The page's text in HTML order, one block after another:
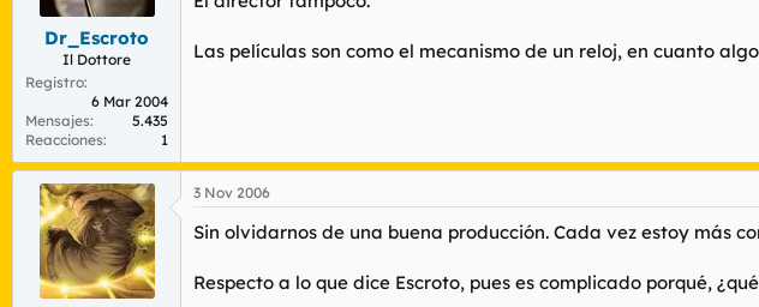
Dr_Escroto
Il Dottore
Registro
6 Mar 2004
Mensajes
5.435
Reacciones
1
Las películas son como el mecanismo de un reloj, en cuanto
3 Nov 2006
Sin olvidarnos de una buena producción. Cada vez estoy más
Respecto a lo que dice Escroto, pues es complicado porqué,